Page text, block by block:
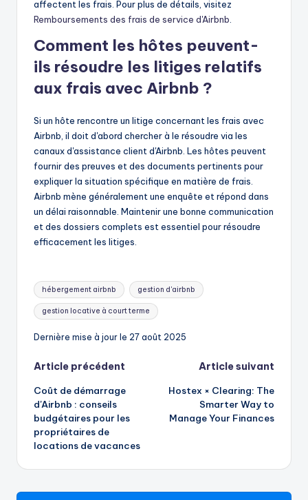
affectent les frais. Pour plus de détails, visitez
Remboursements des frais de service d'Airbnb
Comment les hôtes peuvent-
ils résoudre les litiges relatifs
aux frais avec Airbnb ?
Si un hôte rencontre un litige concernant les frais avec
Airbnb, il doit d'abord chercher à le résoudre via les
canaux d'assistance client d'Airbnb. Les hôtes peuvent
fournir des preuves et des documents pertinents pour
expliquer la situation spécifique en matière de frais.
Airbnb mène généralement une enquête et répond dans
un délai raisonnable. Maintenir une bonne communication
et des dossiers complets est essentiel pour résoudre
efficacement les litiges.
Mots
clés:
hébergement airbnb gestion d'airbnb
gestion locative à court terme
Dernière mise à jour le 27 août 2025
Navigation
des
articles
Article précédent
Coût de démarrage
d'Airbnb : conseils
budgétaires pour les
propriétaires de
locations de vacances
Article suivant
Hostex × Clearing: The
Smarter Way to
Manage Your Finances